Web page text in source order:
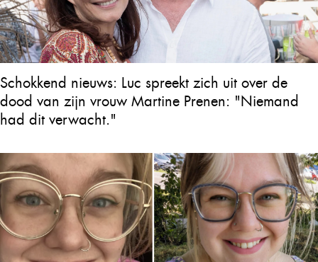
Schokkend nieuws: Luc spreekt zich uit over de
dood van zijn vrouw Martine Prenen: "Niemand
had dit verwacht."